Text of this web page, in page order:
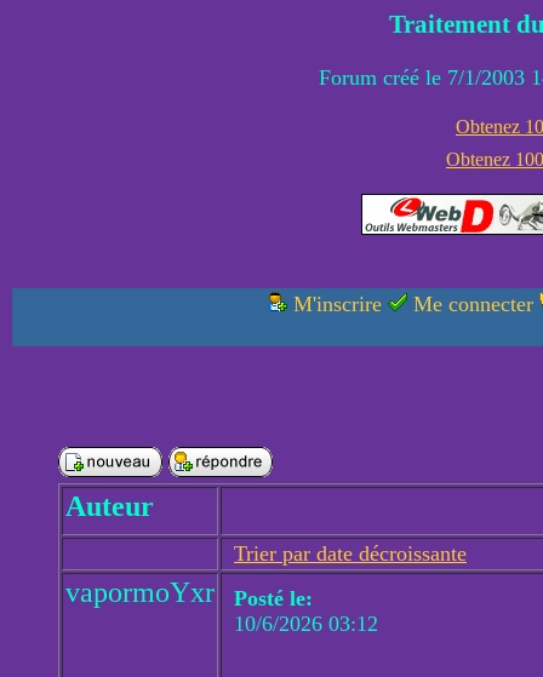
Traitement
Forum créé le 7/1/2003
Obtenez
Obtenez
M'inscrire Me connecter
Auteur
Trier par date décroissante
vapormoYxr
Posté le:
10/6/2026 03:12